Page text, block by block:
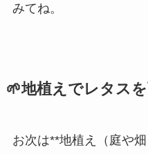
みてね。
🌱地植えでレタス
お次は**地植え（庭や